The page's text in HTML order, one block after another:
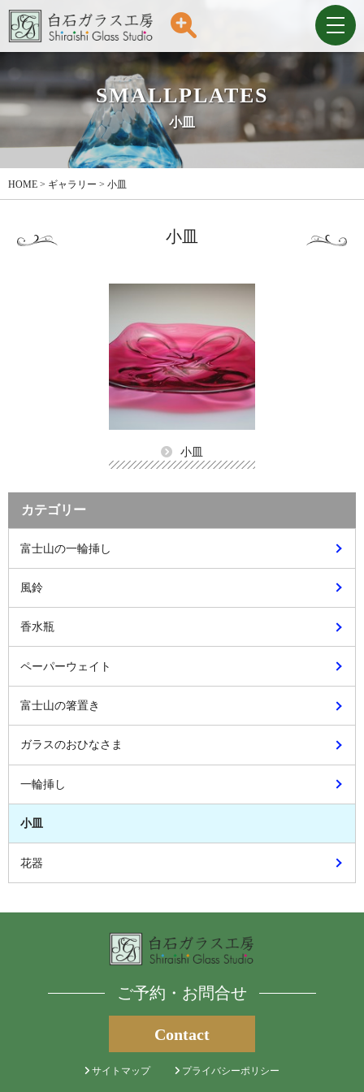
SMALLPLATES
小皿
HOME > ギャラリー > 小皿
小皿
小皿
カテゴリー
富士山の一輪挿し
風鈴
香水瓶
ペーパーウェイト
富士山の箸置き
ガラスのおひなさま
一輪挿し
小皿
花器
ご予約・お問合せ
Contact
サイトマップ プライバシーポリシー